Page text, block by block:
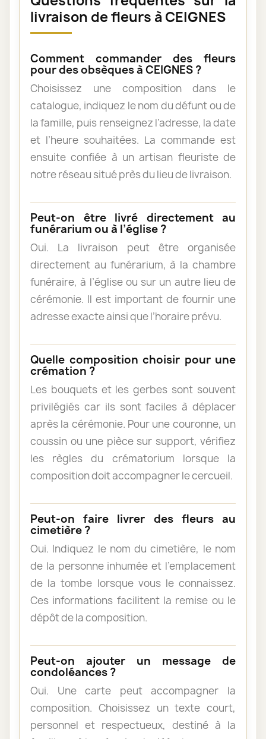
livraison de fleurs à CEIGNES
Comment commander des fleurs
pour des obsèques à CEIGNES ?
Choisissez une composition dans le
catalogue, indiquez le nom du défunt ou de
la famille, puis renseignez l’adresse, la date
et l’heure souhaitées. La commande est
ensuite confiée à un artisan fleuriste de
notre réseau situé près du lieu de livraison.
Peut-on être livré directement au
funérarium ou à l’église ?
Oui. La livraison peut être organisée
directement au funérarium, à la chambre
funéraire, à l’église ou sur un autre lieu de
cérémonie. Il est important de fournir une
adresse exacte ainsi que l’horaire prévu.
Quelle composition choisir pour une
crémation ?
Les bouquets et les gerbes sont souvent
privilégiés car ils sont faciles à déplacer
après la cérémonie. Pour une couronne, un
coussin ou une pièce sur support, vérifiez
les règles du crématorium lorsque la
composition doit accompagner le cercueil.
Peut-on faire livrer des fleurs au
cimetière ?
Oui. Indiquez le nom du cimetière, le nom
de la personne inhumée et l’emplacement
de la tombe lorsque vous le connaissez.
Ces informations facilitent la remise ou le
dépôt de la composition.
Peut-on ajouter un message de
condoléances ?
Oui. Une carte peut accompagner la
composition. Choisissez un texte court,
personnel et respectueux, destiné à la